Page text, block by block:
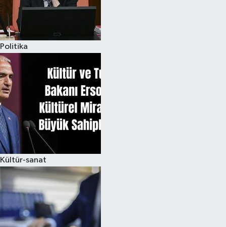
Politika
Kültür-sanat